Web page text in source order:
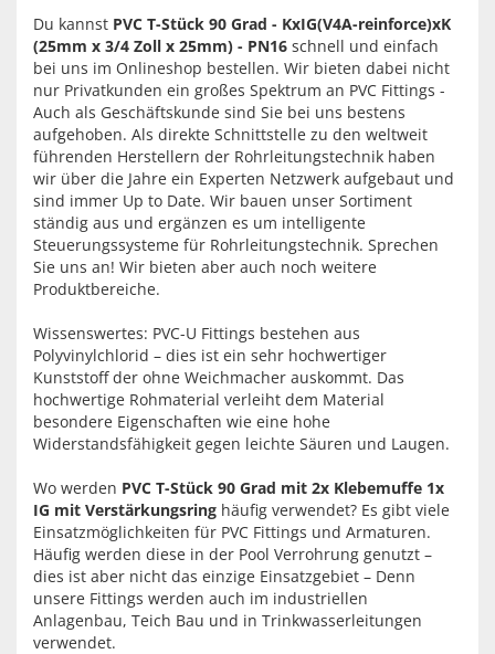
Du kannst PVC T-Stück 90 Grad - KxIG(V4A-reinforce)xK
(25mm x 3/4 Zoll x 25mm) - PN16 schnell und einfach
bei uns im Onlineshop bestellen. Wir bieten dabei nicht
nur Privatkunden ein großes Spektrum an PVC Fittings -
Auch als Geschäftskunde sind Sie bei uns bestens
aufgehoben. Als direkte Schnittstelle zu den weltweit
führenden Herstellern der Rohrleitungstechnik haben
wir über die Jahre ein Experten Netzwerk aufgebaut und
sind immer Up to Date. Wir bauen unser Sortiment
ständig aus und ergänzen es um intelligente
Steuerungssysteme für Rohrleitungstechnik. Sprechen
Sie uns an! Wir bieten aber auch noch weitere
Produktbereiche.
Wissenswertes: PVC-U Fittings bestehen aus
Polyvinylchlorid – dies ist ein sehr hochwertiger
Kunststoff der ohne Weichmacher auskommt. Das
hochwertige Rohmaterial verleiht dem Material
besondere Eigenschaften wie eine hohe
Widerstandsfähigkeit gegen leichte Säuren und Laugen.
Wo werden PVC T-Stück 90 Grad mit 2x Klebemuffe 1x
IG mit Verstärkungsring häufig verwendet? Es gibt viele
Einsatzmöglichkeiten für PVC Fittings und Armaturen.
Häufig werden diese in der Pool Verrohrung genutzt –
dies ist aber nicht das einzige Einsatzgebiet – Denn
unsere Fittings werden auch im industriellen
Anlagenbau, Teich Bau und in Trinkwasserleitungen
verwendet.